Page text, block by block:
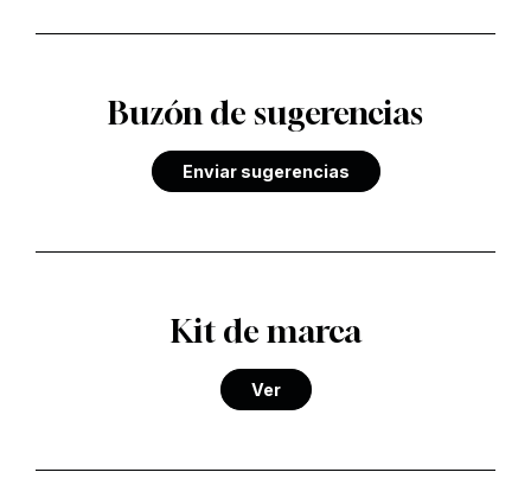
Buzón de sugerencias
Enviar sugerencias
Kit de marca
Ver